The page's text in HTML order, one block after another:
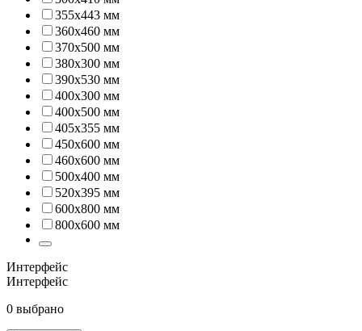
355х443 мм
360х460 мм
370х500 мм
380х300 мм
390х530 мм
400х300 мм
400х500 мм
405х355 мм
450х600 мм
460x600 мм
500х400 мм
520х395 мм
600х800 мм
800х600 мм
Интерфейс
Интерфейс
0 выбрано